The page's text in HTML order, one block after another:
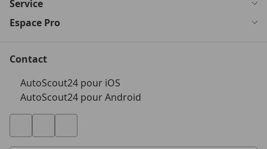
Service
Espace Pro
Contact
AutoScout24 pour iOS
AutoScout24 pour Android